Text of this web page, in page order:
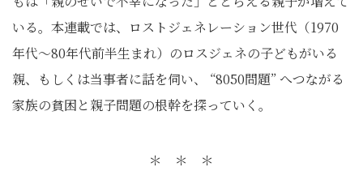
いる。本連載では、ロストジェネレーション世代（1970
年代～80年代前半生まれ）のロスジェネの子どもがいる
親、もしくは当事者に話を伺い、 “8050問題” へつながる
家族の貧困と親子問題の根幹を探っていく。
＊ ＊ ＊